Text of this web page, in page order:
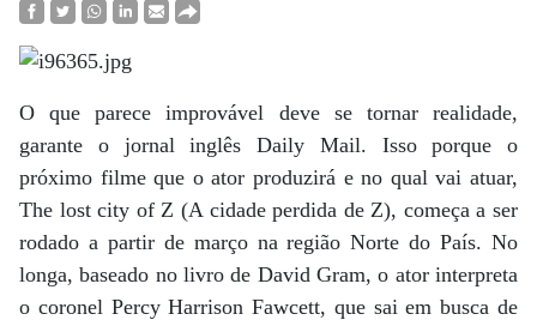
O que parece improvável deve se tornar realidade,
garante o jornal inglês Daily Mail. Isso porque o
próximo filme que o ator produzirá e no qual vai atuar,
The lost city of Z (A cidade perdida de Z), começa a ser
rodado a partir de março na região Norte do País. No
longa, baseado no livro de David Gram, o ator interpreta
o coronel Percy Harrison Fawcett, que sai em busca de